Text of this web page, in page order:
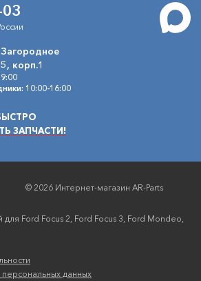
корп.1
10:00-16:00
ЗАПЧАСТИ!
© 2026 Интернет-магазин AR-Parts
Ford Focus 2, Ford Focus 3, Ford Mondeo,
данных